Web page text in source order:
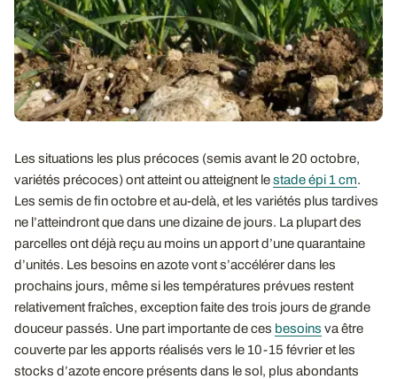
Les situations les plus précoces (semis avant le 20 octobre,
variétés précoces) ont atteint ou atteignent lestade épi 1 cm.
Les semis de fin octobre et au-delà, et les variétés plus tardives
ne l’atteindront que dans une dizaine de jours. La plupart des
parcelles ont déjà reçu au moins un apport d’une quarantaine
d’unités. Les besoins en azote vont s’accélérer dans les
prochains jours, même si les températures prévues restent
relativement fraîches, exception faite des trois jours de grande
douceur passés. Une part importante de ces besoins va être
couverte par les apports réalisés vers le 10-15 février et les
stocks d’azote encore présents dans le sol, plus abondants